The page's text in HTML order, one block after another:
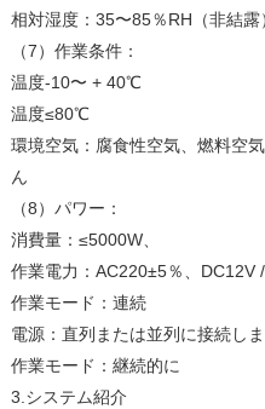
相対湿度：35〜85％RH（非結露
（7）作業条件：
温度-10〜 + 40℃
温度≤80℃
環境空気：腐食性空気、燃料空
ん
（8）パワー：
消費量：≤5000W、
作業電力：AC220±5％、DC12V
作業モード：連続
電源：直列または並列に接続し
作業モード：継続的に
3.システム紹介